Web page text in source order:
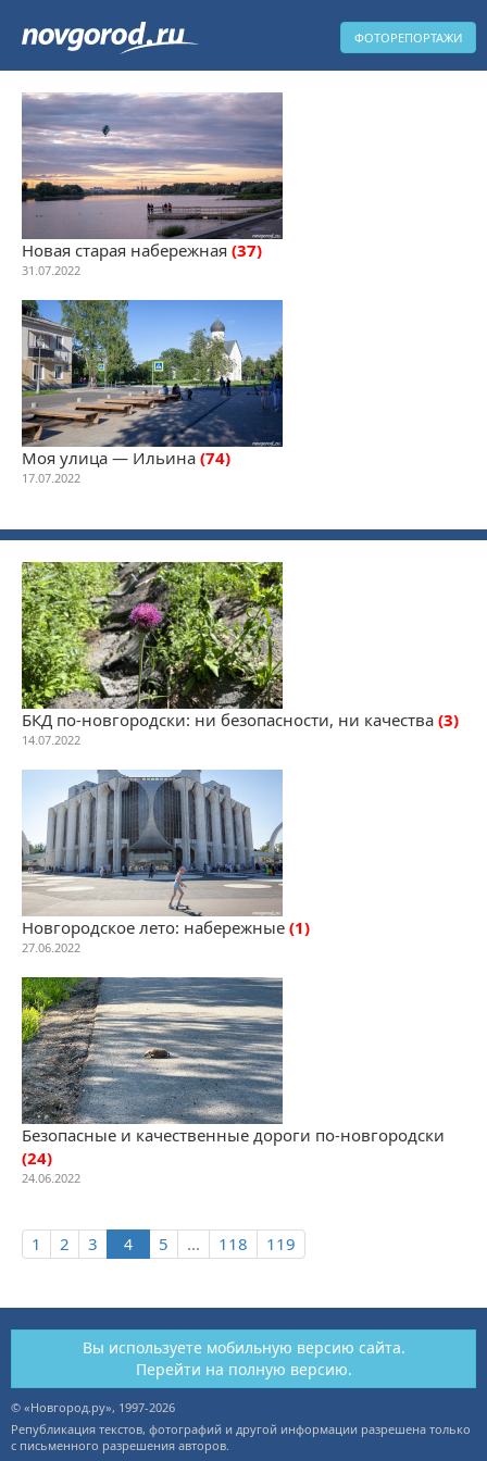
ФОТОРЕПОРТАЖИ
Новая старая набережная (37)
31.07.2022
Моя улица — Ильина (74)
17.07.2022
БКД по-новгородски: ни безопасности, ни качества (3)
14.07.2022
Новгородское лето: набережные (1)
27.06.2022
Безопасные и качественные дороги по-новгородски
(24)
24.06.2022
1 2 3 5 ... 118 119
Вы используете мобильную версию сайта.
Перейти на полную версию.
© «Новгород.ру», 1997-2026
Републикация текстов, фотографий и другой информации разрешена только
с письменного разрешения авторов.